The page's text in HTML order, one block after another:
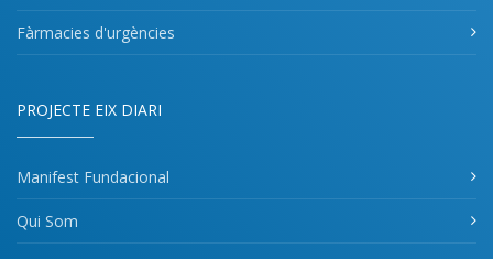
Fàrmacies d'urgències
PROJECTE EIX DIARI
Manifest Fundacional
Qui Som